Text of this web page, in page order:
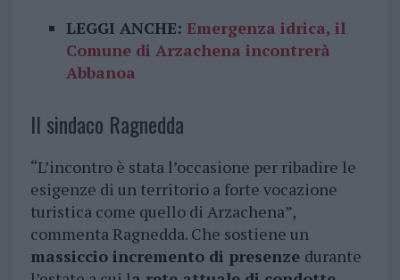
LEGGI ANCHE: Emergenza idrica, il
Comune di Arzachena incontrerà
Abbanoa
Il sindaco Ragnedda
“L’incontro è stata l’occasione per ribadire le
esigenze di un territorio a forte vocazione
turistica come quello di Arzachena”,
commenta Ragnedda. Che sostiene un
massiccio incremento di presenze durante